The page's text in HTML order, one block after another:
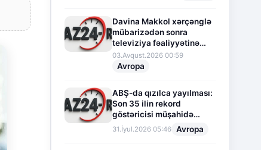
Davina Makkol xərçənglə
mübarizədən sonra
televiziya fəaliyyətinə
fasilə verir
03.Avqust.2026 00:59
Avropa
ABŞ-da qızılca yayılması:
Son 35 ilin rekord
göstəricisi müşahidə
olunur
31.İyul.2026 05:46 Avropa